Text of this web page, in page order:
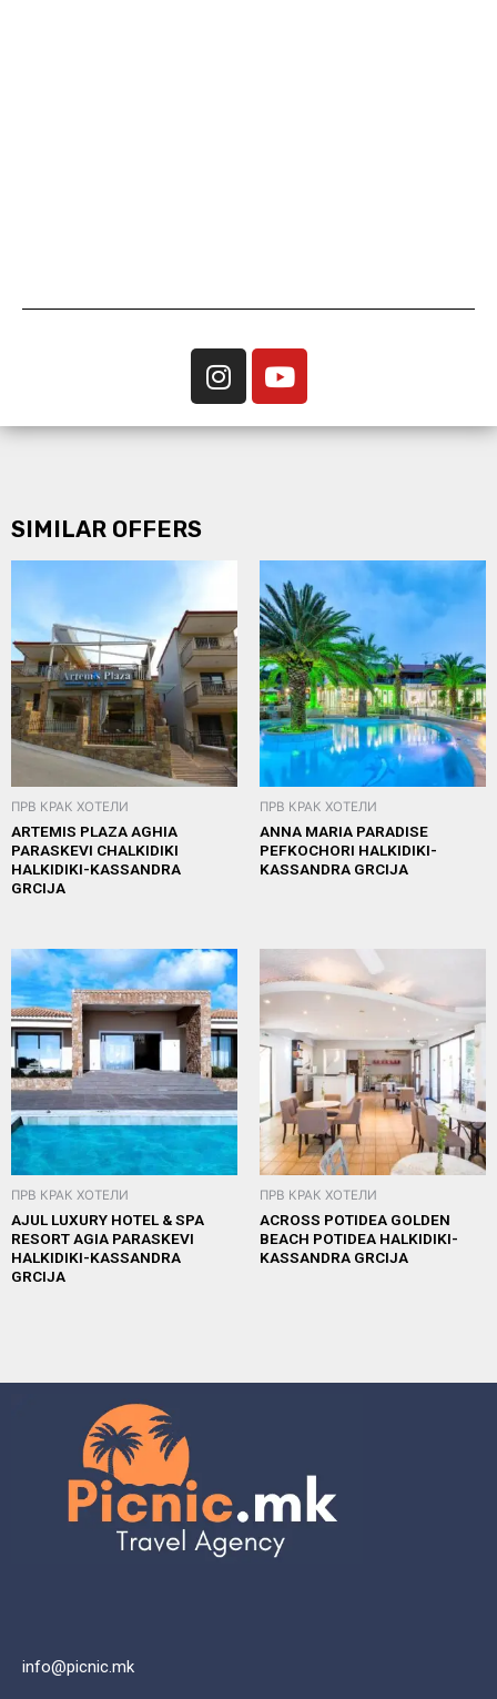
SIMILAR OFFERS
ПРВ КРАК ХОТЕЛИ
ARTEMIS PLAZA AGHIA
PARASKEVI CHALKIDIKI
HALKIDIKI-KASSANDRA
GRCIJA
ПРВ КРАК ХОТЕЛИ
ANNA MARIA PARADISE
PEFKOCHORI HALKIDIKI-
KASSANDRA GRCIJA
ПРВ КРАК ХОТЕЛИ
AJUL LUXURY HOTEL & SPA
RESORT AGIA PARASKEVI
HALKIDIKI-KASSANDRA
GRCIJA
ПРВ КРАК ХОТЕЛИ
ACROSS POTIDEA GOLDEN
BEACH POTIDEA HALKIDIKI-
KASSANDRA GRCIJA
info@picnic.mk